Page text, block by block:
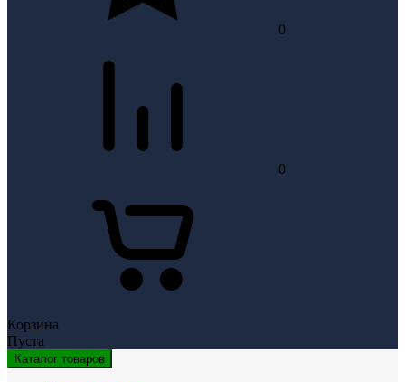
0
0
Корзина
Пуста
Каталог товаров